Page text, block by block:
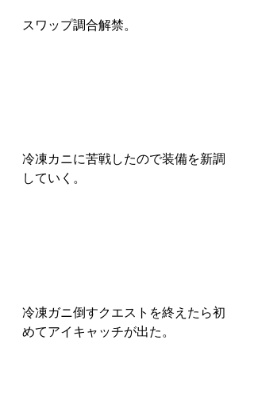
スワップ調合解禁。
冷凍カニに苦戦したので装備を新調
していく。
冷凍ガニ倒すクエストを終えたら初
めてアイキャッチが出た。